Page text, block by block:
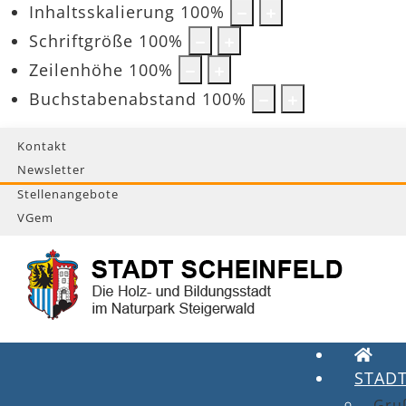
Inhaltsskalierung 100%
Schriftgröße 100%
Zeilenhöhe 100%
Buchstabenabstand 100%
Kontakt
Newsletter
Stellenangebote
VGem